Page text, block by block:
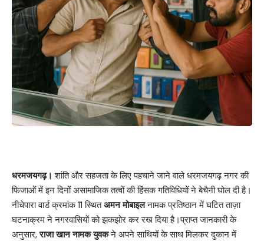
धरमजयगढ़।शांति और सहजता के लिए पहचाने जाने वाले धरमजयगढ़ नगर की
फिजाओं में इन दिनों असामाजिक तत्वों की हिंसक गतिविधियों ने बेचैनी घोल दी है।
नीचेपारा वार्ड क्रमांक 11 स्थितअमन मोबाइलनामक प्रतिष्ठान में घटित ताज़ा
घटनाक्रम ने नगरवासियों को झकझोर कर रख दिया है।प्राप्त जानकारी के
अनुसार,राजा खान नामक युवकने अपने साथियों के साथ मिलकर दुकान में